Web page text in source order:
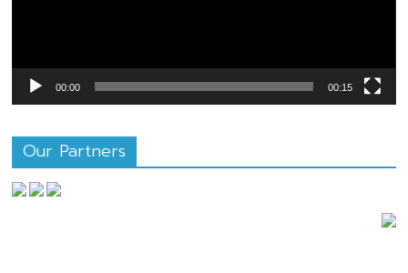
00:00 00:15
Our Partners